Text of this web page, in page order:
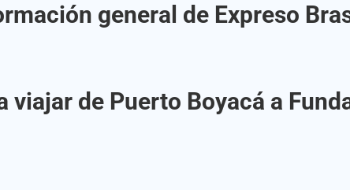
general de Expreso
viajar de Puerto Boyacá a